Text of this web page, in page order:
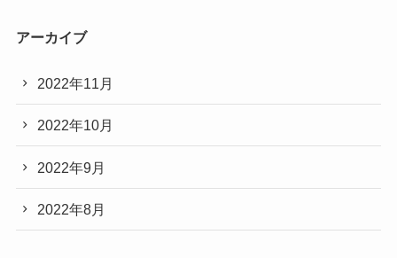
アーカイブ
2022年11月
2022年10月
2022年9月
2022年8月